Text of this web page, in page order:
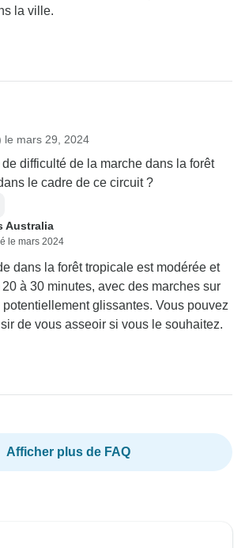
la ville.
le mars 29, 2024
difficulté de la marche dans la forêt
le cadre de ce circuit ?
Australia
le mars 2024
dans la forêt tropicale est modérée et
à 30 minutes, avec des marches sur
glissantes. Vous pouvez
de vous asseoir si vous le souhaitez.
Afficher plus de FAQ